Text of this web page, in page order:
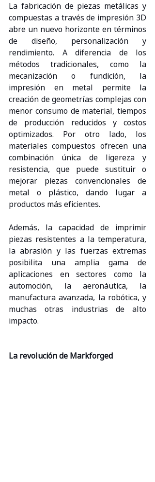
La fabricación de piezas metálicas y
compuestas a través de impresión 3D
abre un nuevo horizonte en términos
de diseño, personalización y
rendimiento. A diferencia de los
métodos tradicionales, como la
mecanización o fundición, la
impresión en metal permite la
creación de geometrías complejas con
menor consumo de material, tiempos
de producción reducidos y costos
optimizados. Por otro lado, los
materiales compuestos ofrecen una
combinación única de ligereza y
resistencia, que puede sustituir o
mejorar piezas convencionales de
metal o plástico, dando lugar a
productos más eficientes.
Además, la capacidad de imprimir
piezas resistentes a la temperatura,
la abrasión y las fuerzas extremas
posibilita una amplia gama de
aplicaciones en sectores como la
automoción, la aeronáutica, la
manufactura avanzada, la robótica, y
muchas otras industrias de alto
impacto.
La revolución de Markforged